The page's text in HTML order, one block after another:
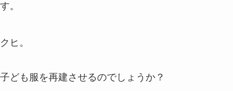
。
ヒ。
ども服を再建させるのでしょうか？